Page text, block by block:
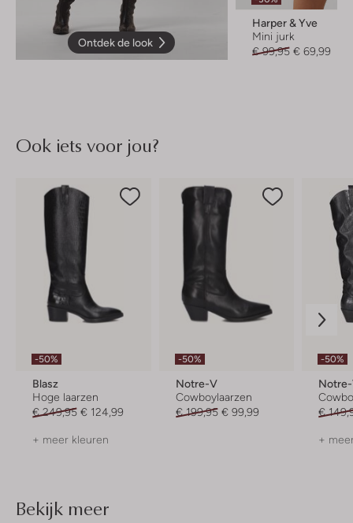
Ontdek de look
Harper & Yve
Mini jurk
€ 99,95 € 69,99
Ook iets voor jou?
-50%
Blasz
Hoge laarzen
€ 249,95 € 124,99
+ meer kleuren
-50%
Notre-V
Cowboylaarzen
€ 199,95 € 99,99
-50%
€
+
Bekijk meer